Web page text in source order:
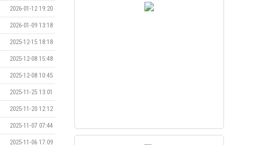
2026-01-12 19:20
2026-01-09 13:18
2025-12-15 18:18
2025-12-08 15:48
2025-12-08 10:45
2025-11-25 13:01
2025-11-20 12:12
2025-11-07 07:44
2025-11-06 17:09